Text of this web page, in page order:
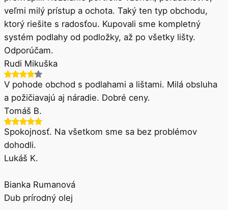
veľmi milý prístup a ochota. Taký ten typ obchodu,
ktorý riešite s radosťou. Kupovali sme kompletný
systém podlahy od podložky, až po všetky lišty.
Odporúčam.
Rudi Mikuška
V pohode obchod s podlahami a lištami. Milá obsluha
a požičiavajú aj náradie. Dobré ceny.
Tomáš B.
Spokojnosť. Na všetkom sme sa bez problémov
dohodli.
Lukáš K.
Bianka Rumanová
Dub prírodný olej